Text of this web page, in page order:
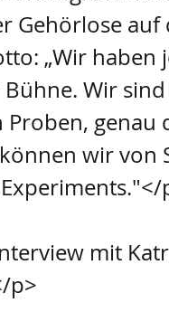
Gehörlose
„Wir haben
Wir
Proben,
wir von
mit
p>